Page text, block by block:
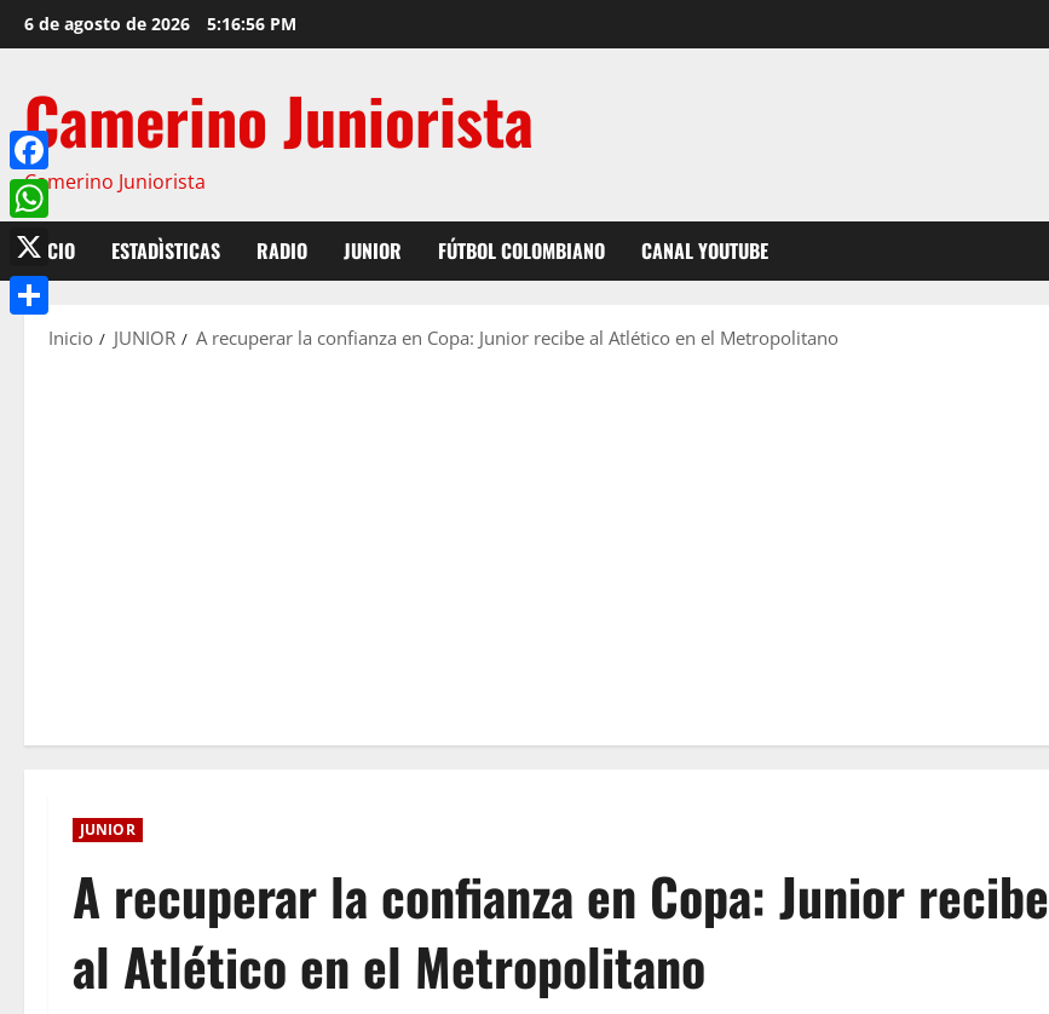
6 de agosto de 2026 5:16:57 PM
Camerino Juniorista
Camerino Juniorista
INICIO ESTADÌSTICAS RADIO JUNIOR FÚTBOL COLOMBIANO CANAL YOUTUBE
Inicio JUNIOR A recuperar la confianza en Copa: Junior recibe al Atlético en el Metropolitano
JUNIOR
A recuperar la confianza en Copa: Junior recibe
al Atlético en el Metropolitano
Facebook
WhatsApp
X
Compartir